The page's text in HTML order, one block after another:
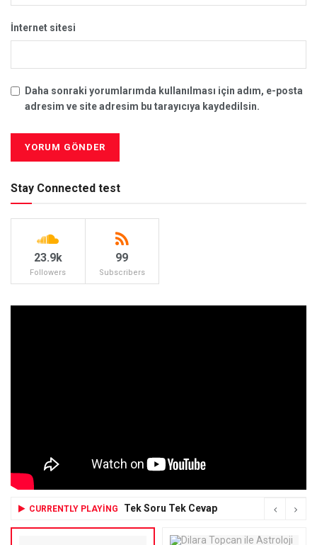
İnternet sitesi
Daha sonraki yorumlarımda kullanılması için adım, e-posta
adresim ve site adresim bu tarayıcıya kaydedilsin.
Stay Connected test
23.9k
Followers
99
Subscribers
CURRENTLY PLAYING Tek Soru Tek Cevap